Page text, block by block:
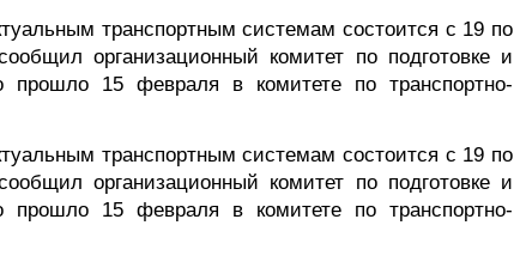
транспортным системам состоится с 19 по
организационный комитет по подготовке и
прошло 15 февраля в комитете по транспортно-
транспортным системам состоится с 19 по
организационный комитет по подготовке и
прошло 15 февраля в комитете по транспортно-